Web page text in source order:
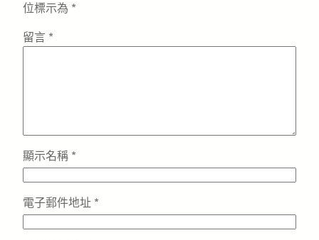
位標示為 *
留言 *
顯示名稱 *
電子郵件地址 *